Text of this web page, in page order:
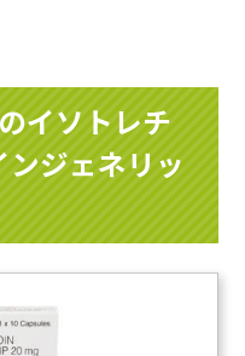
イソトレチ
ジェネリッ